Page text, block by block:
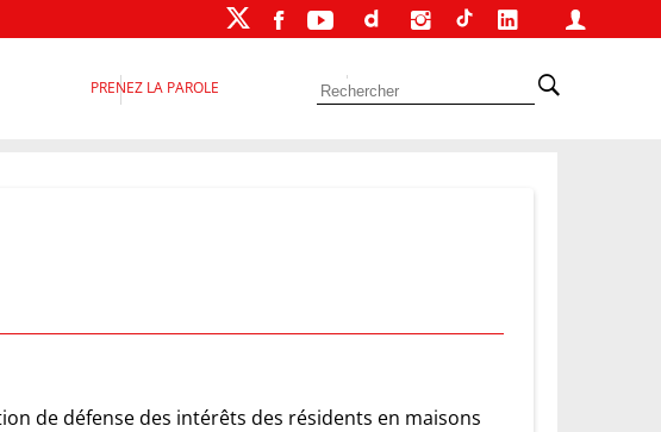
PRENEZ LA PAROLE
de défense des intérêts des résidents en maisons